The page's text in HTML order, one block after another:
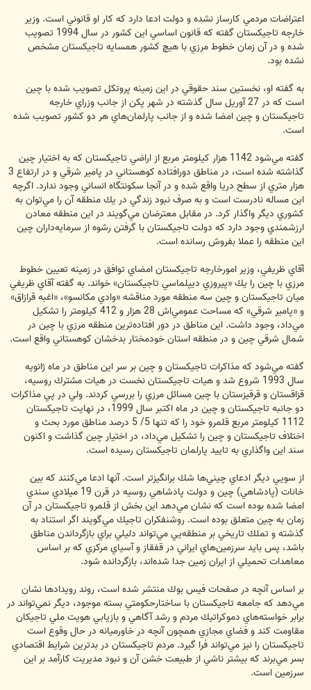
اعتراضات مردمي كارساز نشده و دولت ادعا دارد كه كار او قانوني است. وزير
خارجه تاجيكستان گفته كه قانون اساسي اين كشور در سال 1994 تصويب
شده و در آن زمان خطوط مرزي با هيچ كشور همسايه تاجيكستان مشخص
نشده بود.
به گفته او، نخستين سند حقوقي در اين زمينه پروتكل تصويب شده با چين
است كه در 27 آوريل سال گذشته در شهر پكن از جانب وزراي خارجه
تاجيكستان و چين امضا شده و از جانب پارلمان‌هاي هر دو كشور تصويب شده
است.
گفته مي‌شود 1142 هزار كيلومتر مربع از اراضي تاجيكستان كه به اختيار چين
گذاشته شده است، در مناطق دورافتاده كوهستاني در پامير شرقي و در ارتفاع 3
هزار متري از سطح دريا واقع شده و در آنجا سكونتگاه انساني وجود ندارد. اگرچه
اين مساله نادرست است و به صرف نبود زندگي در يك منطقه آن را مي‌توان به
كشوري ديگر واگذار كرد. در مقابل معترضان مي‌گويند در اين منطقه معادن
ارزشمندي وجود دارد كه دولت تاجيكستان با گرفتن رشوه از سرمايه‌داران چين
اين منطقه را عملا بفروش رسانده است.
آقاي ظريفي، وزير امورخارجه تاجيكستان امضاي توافق در زمينه تعيين خطوط
مرزي با چين را يك «پيروزي ديپلماسي تاجيكستان» خواند. به گفته آقاي ظريفي
ميان تاجيكستان و چين سه منطقه مورد مناقشه «وادي مكانسو»، «اغبه قرازاق»
و «پامير شرقي» كه مساحت عمومي‌اش 28 هزار و 412 كيلومتر را تشكيل
مي‌داد، وجود داشت. اين مناطق در دور افتاده‌ترين منطقه مرزي با چين در
شمال شرقي چين و در منطقه استان خودمختار بدخشان كوهستاني واقع است.
گفته مي‌شود كه مذاكرات تاجيكستان و چين بر سر اين مناطق در ماه ژانويه
سال 1993 شروع شد و هيات تاجيكستان نخست در هيات مشترك روسيه،
قزاقستان و قرقيزستان با چين مسائل مرزي را بررسي كردند. ولي در پي مذاكرات
دو جانبه تاجيكستان و چين در ماه اکتبر سال 1999، در نهايت تاجيكستان
1112 كيلومتر مربع قلمرو خود را كه تنها 5/ 5 درصد مناطق مورد بحث و
اختلاف تاجيكستان و چين را تشكيل مي‌داد، در اختيار چين گذاشت و اكنون
سند اين واگذاري به تاييد پارلمان تاجيكستان رسيده است.
از سويي ديگر ادعاي چيني‌ها شك بر‌انگيز‌تر است. آنها ادعا مي‌كنند كه بين
خانات (پادشاهي) چين و دولت پادشاهي روسيه در قرن 19 ميلادي سندي
امضا شده بوده است كه نشان مي‌دهد اين بخش از قلمرو تاجيكستان در آن
زمان به چين متعلق بوده است. روشنفكران تاجيك مي‌گويند اگر استناد به
گذشته و تملك تاريخي بر منطقه‌يي مي‌تواند دليلي براي بازگرداندن مناطق
باشد، پس بايد سرزمين‌هاي ايراني در قفقاز و آسياي مركزي كه بر اساس
معاهدات تحميلي از ايران زمين جدا شده‌اند، بازگردانده شود.
بر اساس آنچه در صفحات فيس بوك منتشر شده است، روند رويدادها نشان
مي‌دهد كه جامعه تاجيكستان با ساختارحكومتي بسته موجود، ديگر نمي‌تواند در
برابر خواسته‌هاي دموكراتيك مردم و رشد آگاهي و بازيابي هويت ملي تاجيكان
مقاومت كند و فضاي مجازي همچون آنچه در خاورميانه در حال وقوع است
تاجيكستان را نيز مي‌تواند فرا گيرد. مردم تاجيكستان در بدترين شرايط اقتصادي
بسر مي‌برند كه بيشتر ناشي از طبيعت خشن آن و نبود مديريت كارآمد بر اين
سرزمين است.